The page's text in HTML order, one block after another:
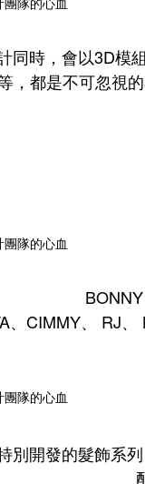
同時，會以3D模
，都是不可忽視
、CIMMY、 RJ
別開發的髮飾系